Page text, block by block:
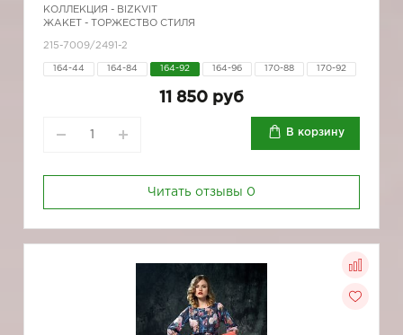
КОЛЛЕКЦИЯ - BIZKVIT
ЖАКЕТ - ТОРЖЕСТВО СТИЛЯ
215-7009/2491-2
164-44 164-84 164-92 164-96 170-88 170-92
11 850 руб
В корзину
Читать отзывы 0